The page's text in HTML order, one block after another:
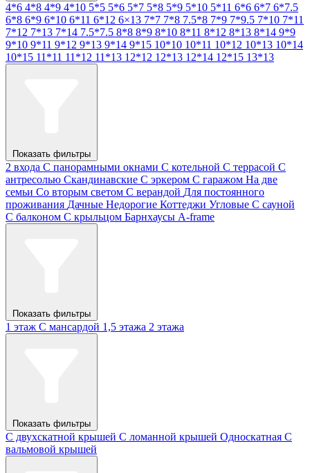
4*6 4*8 4*9 4*10 5*5 5*6 5*7 5*8 5*9 5*10 5*11 6*6 6*7 6*7.5
6*8 6*9 6*10 6*11 6*12 6×13 7*7 7*8 7.5*8 7*9 7*9.5 7*10 7*11
7*12 7*13 7*14 7.5*7.5 8*8 8*9 8*10 8*11 8*12 8*13 8*14 9*9
9*10 9*11 9*12 9*13 9*14 9*15 10*10 10*11 10*12 10*13 10*14
10*15 11*11 11*12 11*13 12*12 12*13 12*14 12*15 13*13
Показать фильтры
2 входа С панорамными окнами С котельной С террасой С
антресолью Скандинавские С эркером С гаражом На две
семьи Со вторым светом С верандой Для постоянного
проживания Дачные Недорогие Коттеджи Угловые С сауной
С балконом С крыльцом Барнхаусы A-frame
Показать фильтры
1 этаж С мансардой 1,5 этажа 2 этажа
Показать фильтры
С двухскатной крышей С ломанной крышей Односкатная С
вальмовой крышей